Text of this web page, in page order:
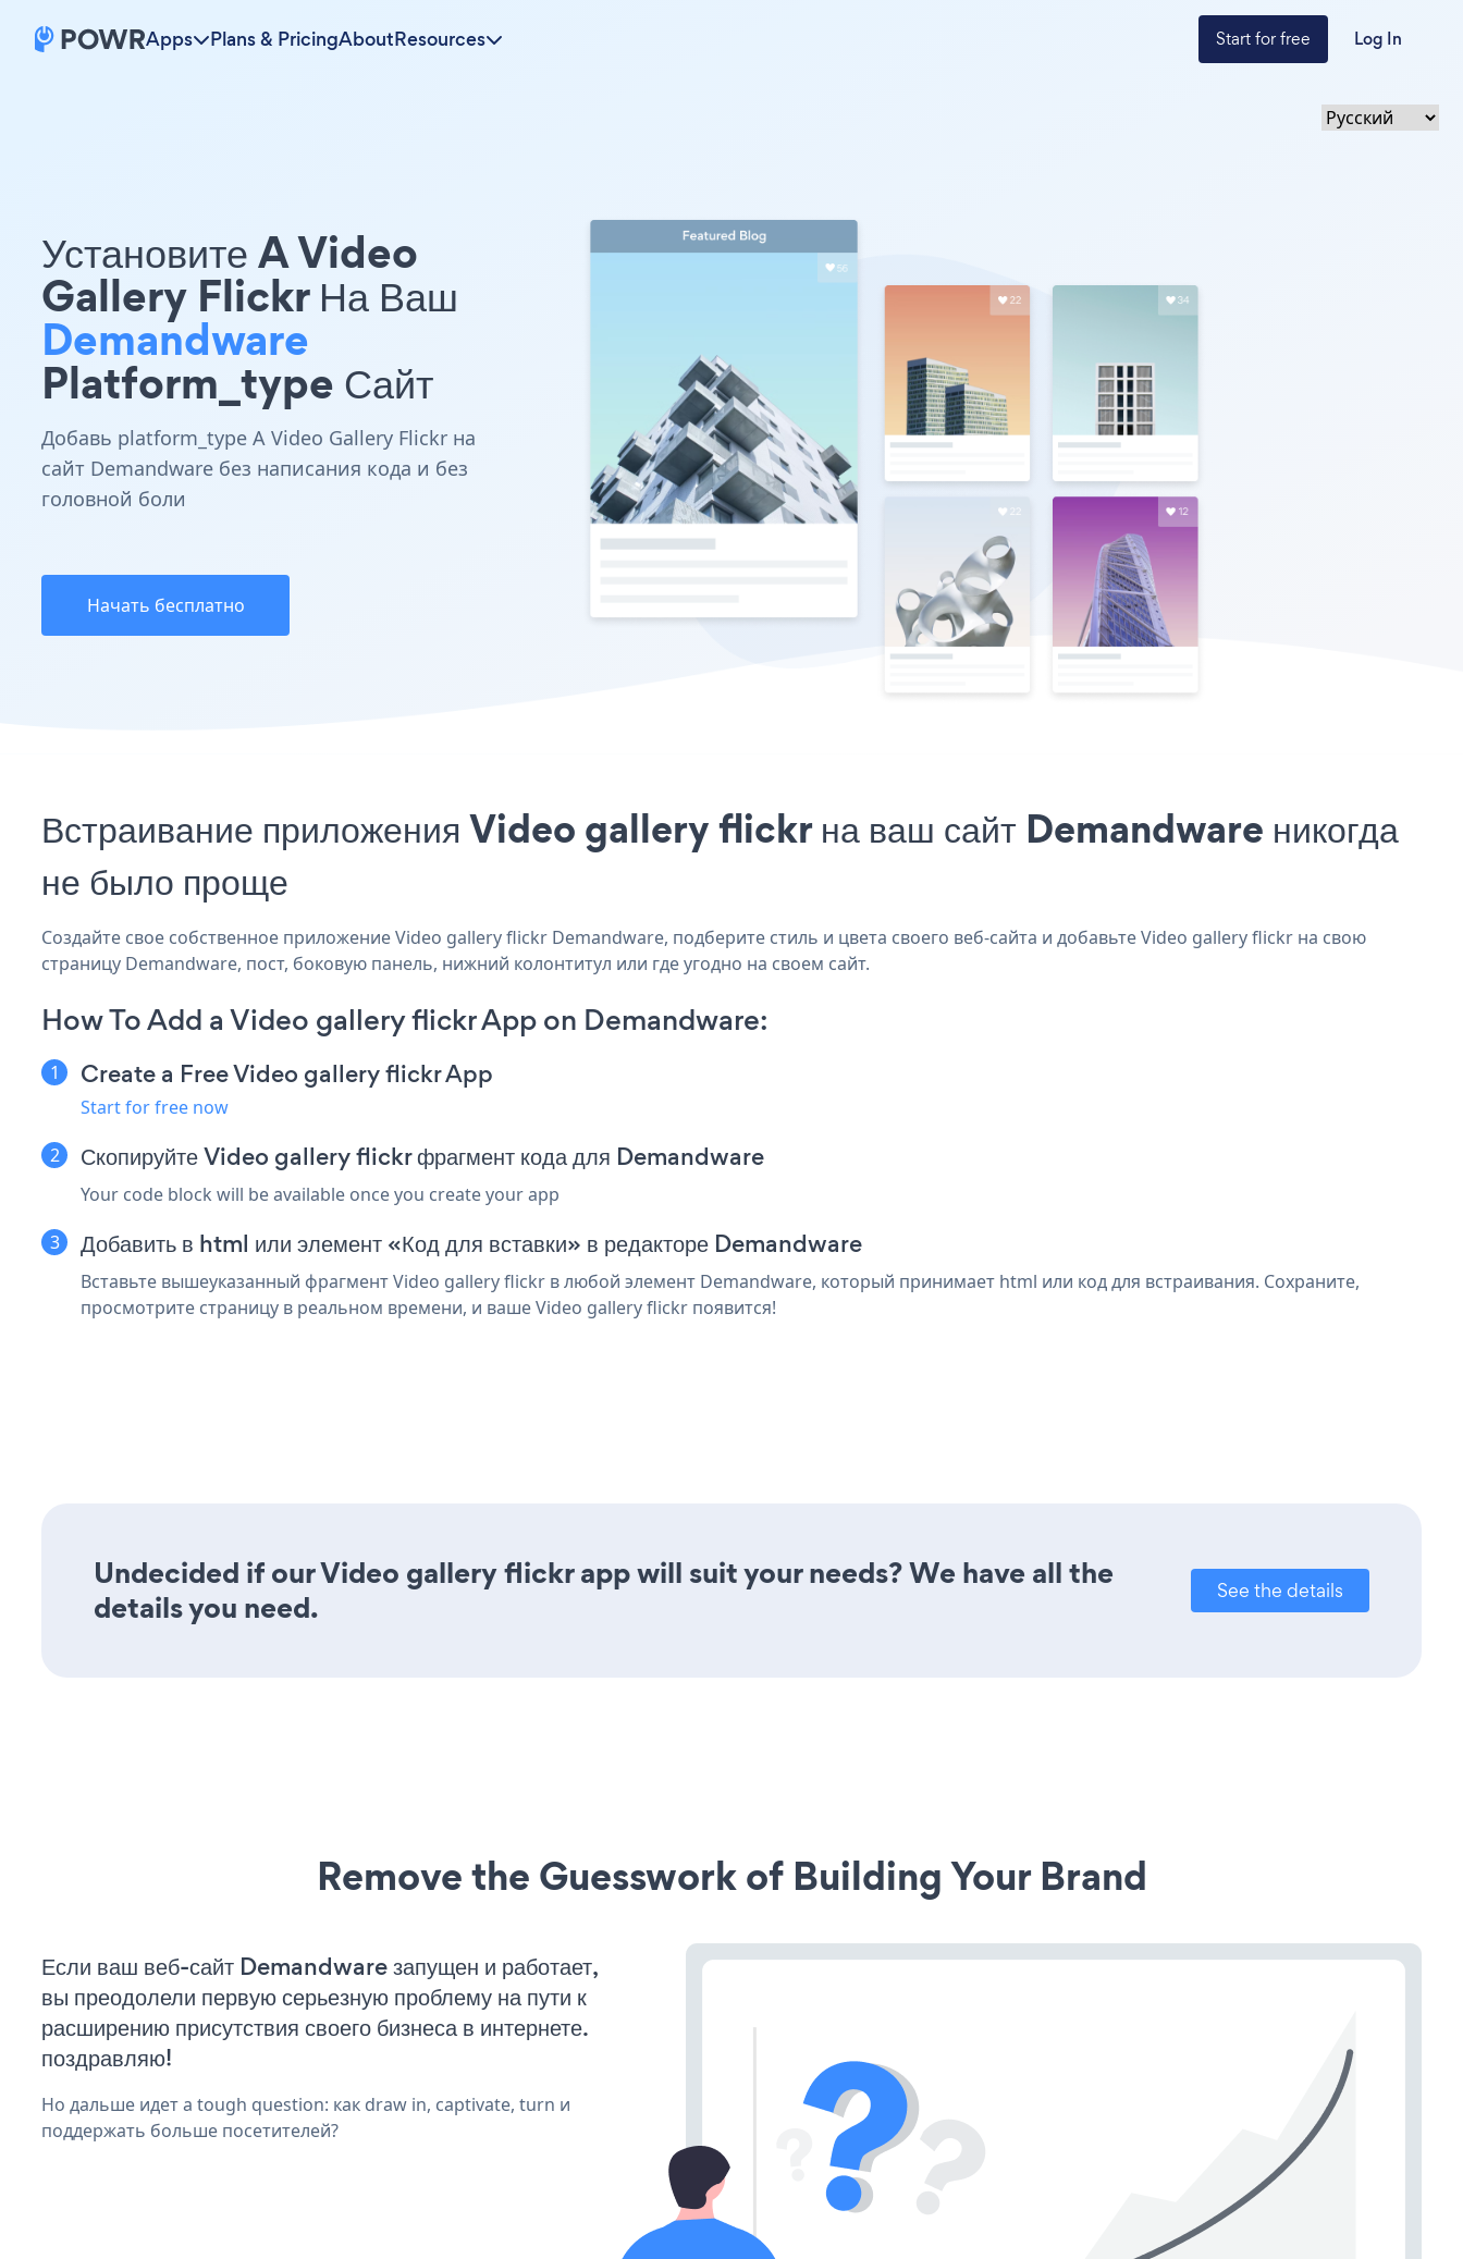
Apps Plans & PricingAboutResources Start for free Log In
Установите A Video
Gallery Flickr На Ваш
Demandware
Platform_type Сайт
Добавь platform_type A Video Gallery Flickr на
сайт Demandware без написания кода и без
головной боли
Начать бесплатно
Встраивание приложения Video gallery flickr на ваш сайт Demandware никогда
не было проще
Создайте свое собственное приложение Video gallery flickr Demandware, подберите стиль и цвета своего веб-сайта и добавьте Video gallery flickr на свою
страницу Demandware, пост, боковую панель, нижний колонтитул или где угодно на своем сайт.
How To Add a Video gallery flickr App on Demandware:
Create a Free Video gallery flickr App
Start for free now
Скопируйте Video gallery flickr фрагмент кода для Demandware
Your code block will be available once you create your app
Добавить в html или элемент «Код для вставки» в редакторе Demandware
Вставьте вышеуказанный фрагмент Video gallery flickr в любой элемент Demandware, который принимает html или код для встраивания. Сохраните,
просмотрите страницу в реальном времени, и ваше Video gallery flickr появится!
Undecided if our Video gallery flickr app will suit your needs? We have all the
details you need.
See the details
Remove the Guesswork of Building Your Brand
Если ваш веб-сайт Demandware запущен и работает,
вы преодолели первую серьезную проблему на пути к
расширению присутствия своего бизнеса в интернете.
поздравляю!
Но дальше идет a tough question: как draw in, captivate, turn и
поддержать больше посетителей?